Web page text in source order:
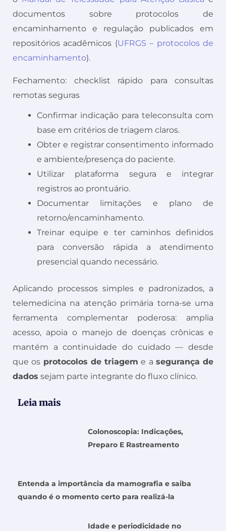
documentos sobre protocolos de
encaminhamento e regulação publicados em
repositórios acadêmicos (UFRGS – protocolos de
encaminhamento).
Fechamento: checklist rápido para consultas
remotas seguras
Confirmar indicação para teleconsulta com
base em critérios de triagem claros.
Obter e registrar consentimento informado
e ambiente/presença do paciente.
Utilizar plataforma segura e integrar
registros ao prontuário.
Documentar limitações e plano de
retorno/encaminhamento.
Treinar equipe e ter caminhos definidos
para conversão rápida a atendimento
presencial quando necessário.
Aplicando processos simples e padronizados, a
telemedicina na atenção primária torna-se uma
ferramenta complementar poderosa: amplia
acesso, apoia o manejo de doenças crônicas e
mantém a continuidade do cuidado — desde
que os protocolos de triagem e a segurança de
dados sejam parte integrante do fluxo clínico.
Leia mais
Colonoscopia: Indicações,
Preparo E Rastreamento
Entenda a importância da mamografia e saiba
quando é o momento certo para realizá-la
Idade e periodicidade no